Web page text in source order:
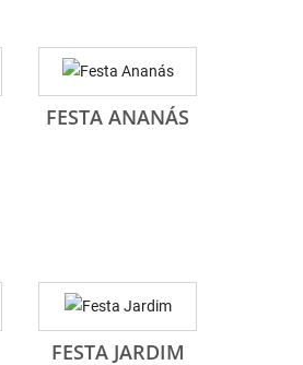
FESTA ANANÁS
FESTA JARDIM